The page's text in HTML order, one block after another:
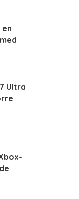
en
Ultra